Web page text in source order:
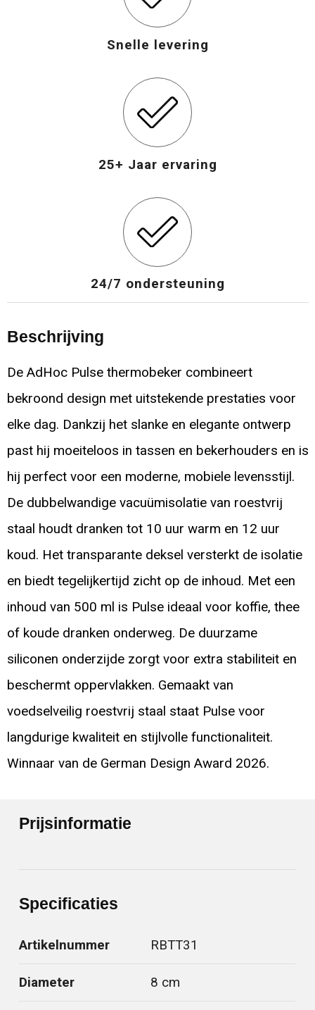
Snelle levering
25+ Jaar ervaring
24/7 ondersteuning
Beschrijving
De AdHoc Pulse thermobeker combineert
bekroond design met uitstekende prestaties voor
elke dag. Dankzij het slanke en elegante ontwerp
past hij moeiteloos in tassen en bekerhouders en is
hij perfect voor een moderne, mobiele levensstijl.
De dubbelwandige vacuümisolatie van roestvrij
staal houdt dranken tot 10 uur warm en 12 uur
koud. Het transparante deksel versterkt de isolatie
en biedt tegelijkertijd zicht op de inhoud. Met een
inhoud van 500 ml is Pulse ideaal voor koffie, thee
of koude dranken onderweg. De duurzame
siliconen onderzijde zorgt voor extra stabiliteit en
beschermt oppervlakken. Gemaakt van
voedselveilig roestvrij staal staat Pulse voor
langdurige kwaliteit en stijlvolle functionaliteit.
Winnaar van de German Design Award 2026.
Prijsinformatie
Specificaties
Artikelnummer RBTT31
Diameter 8 cm